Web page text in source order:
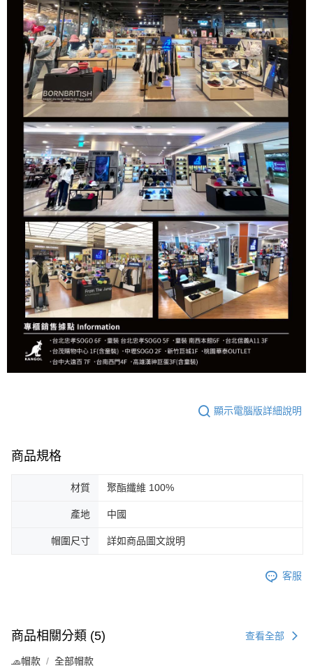
顯示電腦版詳細說明
商品規格
材質 聚酯纖維 100%
產地 中國
帽圍尺寸 詳如商品圖文說明
客服
商品相關分類 (5) 查看全部
🧢帽款 全部帽款